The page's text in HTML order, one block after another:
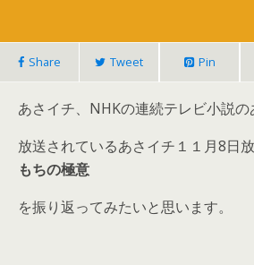
Share Tweet Pin
あさイチ、NHKの連続テレビ小説の
放送されているあさイチ１１月8日放
もちの極意
を振り返ってみたいと思います。